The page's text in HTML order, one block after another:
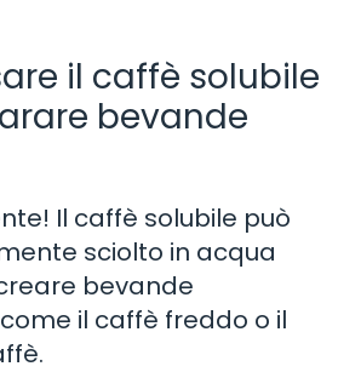
il caffè solubile
bevande
Il caffè solubile può
sciolto in acqua
bevande
il caffè freddo o il